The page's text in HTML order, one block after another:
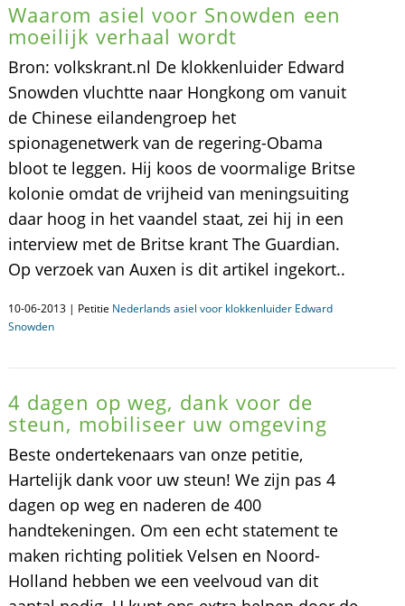
Waarom asiel voor Snowden een
moeilijk verhaal wordt
Bron: volkskrant.nl De klokkenluider Edward
Snowden vluchtte naar Hongkong om vanuit
de Chinese eilandengroep het
spionagenetwerk van de regering-Obama
bloot te leggen. Hij koos de voormalige Britse
kolonie omdat de vrijheid van meningsuiting
daar hoog in het vaandel staat, zei hij in een
interview met de Britse krant The Guardian.
Op verzoek van Auxen is dit artikel ingekort..
10-06-2013 | Petitie Nederlands asiel voor klokkenluider Edward
Snowden
4 dagen op weg, dank voor de
steun, mobiliseer uw omgeving
Beste ondertekenaars van onze petitie,
Hartelijk dank voor uw steun! We zijn pas 4
dagen op weg en naderen de 400
handtekeningen. Om een echt statement te
maken richting politiek Velsen en Noord-
Holland hebben we een veelvoud van dit